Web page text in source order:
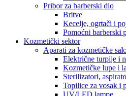
Pribor za barberski dio
Britve
Kecelje, ogrtači i
Pomoćni barberski
Kozmetički sektor
Aparati za kozmetičke
Električne turpije i
Kozmetičke lupe i
Sterilizatori,
Topilice za vosak i